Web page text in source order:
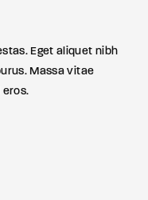
Eget aliquet nibh
Massa vitae